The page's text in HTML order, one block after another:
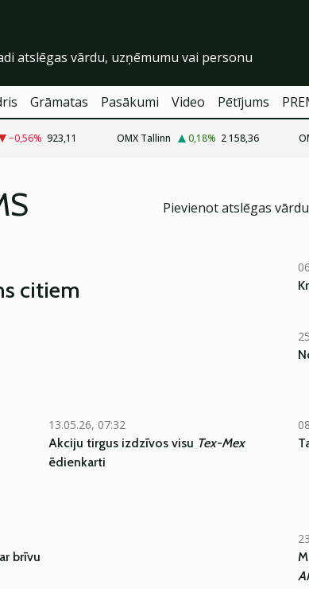
Grāmatas Pasākumi Video Pētījums
−0,56% 923,11 OMX Tallinn 0,18% 2 158,36
Pievienot atslēgas
citiem
13.05.26, 07:32
Akciju tirgus izdzīvos visu Tex-Mex
ēdienkarti
brīvu
AI